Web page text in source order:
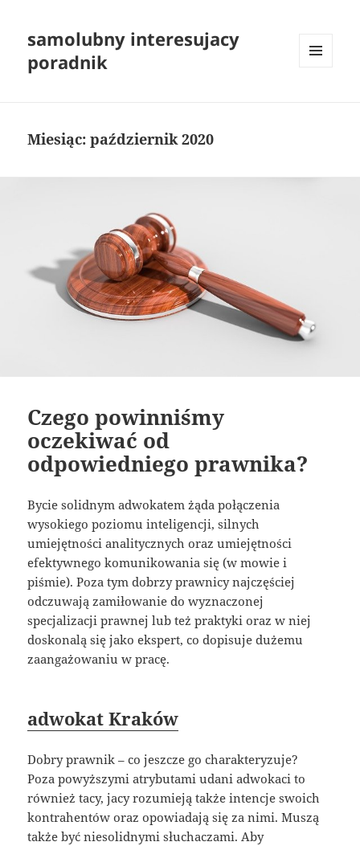
samolubny interesujacy
poradnik
Miesiąc:październik 2020
Czego powinniśmy
oczekiwać od
odpowiedniego prawnika?
Bycie solidnym adwokatem żąda połączenia
wysokiego poziomu inteligencji, silnych
umiejętności analitycznych oraz umiejętności
efektywnego komunikowania się (w mowie i
piśmie). Poza tym dobrzy prawnicy najczęściej
odczuwają zamiłowanie do wyznaczonej
specjalizacji prawnej lub też praktyki oraz w niej
doskonalą się jako ekspert, co dopisuje dużemu
zaangażowaniu w pracę.
adwokat Kraków
Dobry prawnik – co jeszcze go charakteryzuje?
Poza powyższymi atrybutami udani adwokaci to
również tacy, jacy rozumieją także intencje swoich
kontrahentów oraz opowiadają się za nimi. Muszą
także być niesolidnymi słuchaczami. Aby